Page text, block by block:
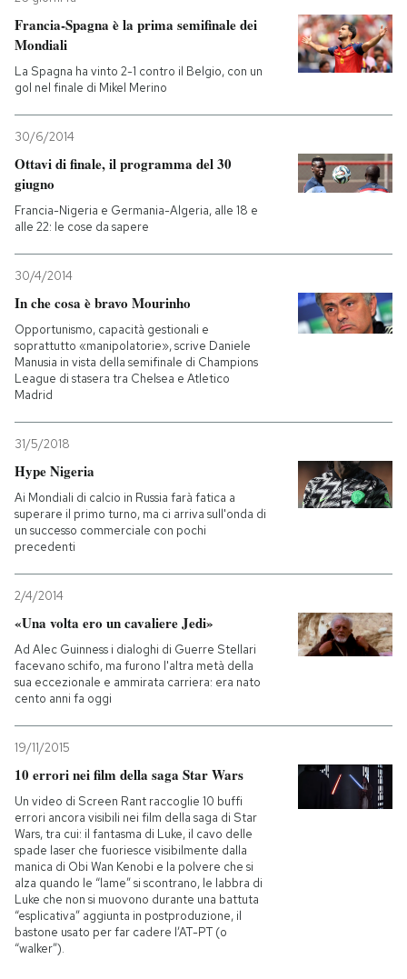
Francia-Spagna è la prima semifinale dei
Mondiali
La Spagna ha vinto 2-1 contro il Belgio, con un
gol nel finale di Mikel Merino
30/6/2014
Ottavi di finale, il programma del 30
giugno
Francia-Nigeria e Germania-Algeria, alle 18 e
alle 22: le cose da sapere
30/4/2014
In che cosa è bravo Mourinho
Opportunismo, capacità gestionali e
soprattutto «manipolatorie», scrive Daniele
Manusia in vista della semifinale di Champions
League di stasera tra Chelsea e Atletico
Madrid
31/5/2018
Hype Nigeria
Ai Mondiali di calcio in Russia farà fatica a
superare il primo turno, ma ci arriva sull'onda di
un successo commerciale con pochi
precedenti
2/4/2014
«Una volta ero un cavaliere Jedi»
Ad Alec Guinness i dialoghi di Guerre Stellari
facevano schifo, ma furono l'altra metà della
sua eccezionale e ammirata carriera: era nato
cento anni fa oggi
19/11/2015
10 errori nei film della saga Star Wars
Un video di Screen Rant raccoglie 10 buffi
errori ancora visibili nei film della saga di Star
Wars, tra cui: il fantasma di Luke, il cavo delle
spade laser che fuoriesce visibilmente dalla
manica di Obi Wan Kenobi e la polvere che si
alza quando le “lame” si scontrano, le labbra di
Luke che non si muovono durante una battuta
“esplicativa” aggiunta in postproduzione, il
bastone usato per far cadere l’AT-PT (o
“walker”).